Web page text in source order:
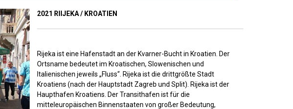
2021 RIIJEKA / KROATIEN
Rijeka ist eine Hafenstadt an der Kvarner-Bucht in Kroatien. Der
Ortsname bedeutet im Kroatischen, Slowenischen und
Italienischen jeweils „Fluss“. Rijeka ist die drittgrößte Stadt
Kroatiens (nach der Hauptstadt Zagreb und Split). Rijeka ist der
Haupthafen Kroatiens. Der Transithafen ist für die
mitteleuropäischen Binnenstaaten von großer Bedeutung,